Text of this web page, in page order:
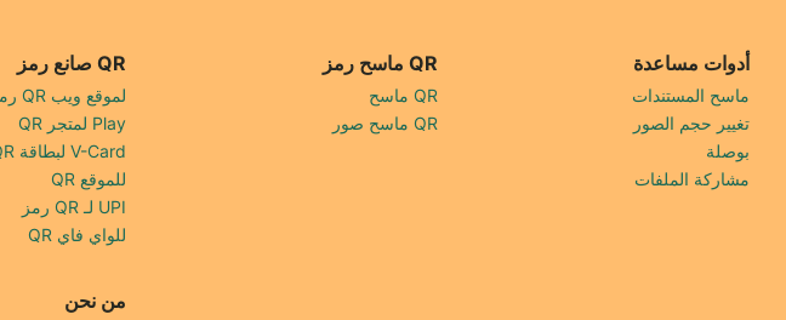
صانع رمز QR
رمز QR لموقع ويب
QR لمتجر Play
QR لبطاقة V-Card
QR للموقع
رمز QR لـ UPI
QR للواي فاي
ماسح رمز QR
ماسح QR
ماسح صور QR
أدوات مساعدة
ماسح المستندات
تغيير حجم الصور
بوصلة
مشاركة الملفات
من نحن